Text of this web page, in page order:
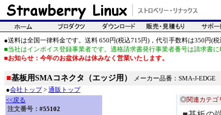
●送料は全国一律料金です。送料 650円(税込715円)，代引手数料は350円(税
■当社はインボイス登録事業者です。適格請求書発行事業者番号は請求書
■お知らせ：今年のお盆休みは休みなく営業いたします。
■基板用SMAコネクタ（エッジ用）
メーカー品番：SMA-J-EDGE
●会社トップ> 通販トップ
<<戻る
注文番号： #55102
◎関連カテゴ